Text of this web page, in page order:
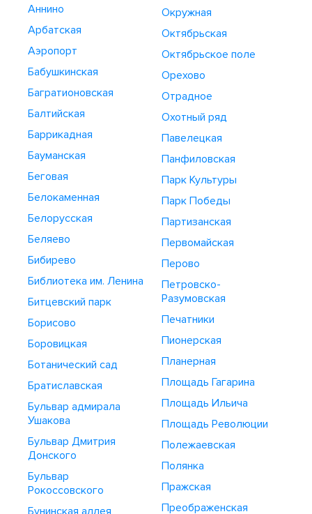
Аннино
Арбатская
Аэропорт
Бабушкинская
Багратионовская
Балтийская
Баррикадная
Бауманская
Беговая
Белокаменная
Белорусская
Беляево
Бибирево
Библиотека им. Ленина
Битцевский парк
Борисово
Боровицкая
Ботанический сад
Братиславская
Бульвар адмирала
Ушакова
Бульвар Дмитрия
Донского
Бульвар
Рокоссовского
Окружная
Октябрьская
Октябрьское поле
Орехово
Отрадное
Охотный ряд
Павелецкая
Панфиловская
Парк Культуры
Парк Победы
Партизанская
Первомайская
Перово
Петровско-
Разумовская
Печатники
Пионерская
Планерная
Площадь Гагарина
Площадь Ильича
Площадь Революции
Полежаевская
Полянка
Пражская
Преображенская